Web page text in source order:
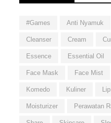
#Games Anti Nyamuk
Cleanser Cream
Essence Essential Oil
Face Mask Face Mist
Komedo Kuliner
Moisturizer Perawatan